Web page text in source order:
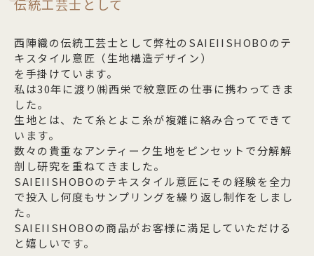
伝統工芸士として
西陣織の伝統工芸士として弊社のSAIEIISHOBOのテ
キスタイル意匠（生地構造デザイン）
を手掛けています。
私は30年に渡り㈱西栄で紋意匠の仕事に携わってきま
した。
生地とは、たて糸とよこ糸が複雑に絡み合ってできて
います。
数々の貴重なアンティーク生地をピンセットで分解解
剖し研究を重ねてきました。
SAIEIISHOBOのテキスタイル意匠にその経験を全力
で投入し何度もサンプリングを繰り返し制作をしまし
た。
SAIEIISHOBOの商品がお客様に満足していただける
と嬉しいです。